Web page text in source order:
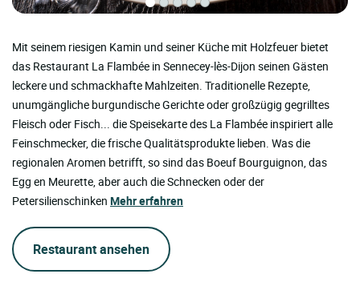
Mit seinem riesigen Kamin und seiner Küche mit Holzfeuer bietet
das Restaurant La Flambée in Sennecey-lès-Dijon seinen Gästen
leckere und schmackhafte Mahlzeiten. Traditionelle Rezepte,
unumgängliche burgundische Gerichte oder großzügig gegrilltes
Fleisch oder Fisch... die Speisekarte des La Flambée inspiriert alle
Feinschmecker, die frische Qualitätsprodukte lieben. Was die
regionalen Aromen betrifft, so sind das Boeuf Bourguignon, das
Egg en Meurette, aber auch die Schnecken oder der
Petersilienschinken Mehr erfahren
Restaurant ansehen